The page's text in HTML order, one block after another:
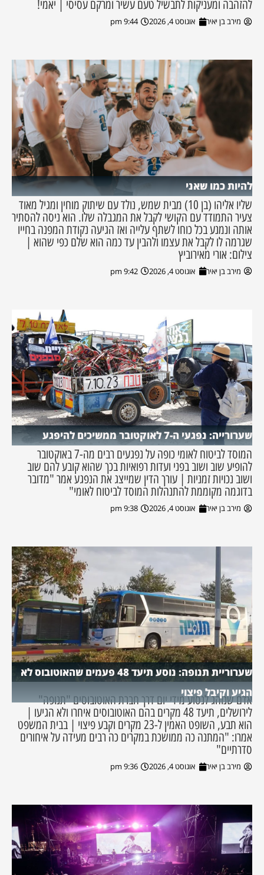
להזהבה ומעניקות לתבשיל טעם עשיר ומרקם עסיסי | יאמי!
מירב בן יאיר אוגוסט 4, 2026 9:44 pm
להיות כמו שאני
שליו אליהו (בן 10) מבית שמש, נולד עם שיתוק מוחין ומגיל מאוד
צעיר התמודד עם הקושי לקבל את המגבלה שלו. הוא ניסה להסתיר
אותה ונמנע בכל כוחו לשתף עלייה ואז הגיעה נקודת המפנה בחייו
שגרמה לו לקבל את עצמו ולהבין עד כמה הוא שלם כפי שהוא |
צילום: אורי מאירוביץ
מירב בן יאיר אוגוסט 4, 2026 9:42 pm
שערורייה: נפגעי ה-7 לאוקטובר ממשיכים להיפגע
המוסד לביטוח לאומי כופה על נפגעים רבים מה-7 באוקטובר
להופיע שוב ושוב בפני ועדות רפואיות בכך שהוא קובע להם שוב
ושוב נכויות זמניות | עורך הדין שמייצג את הנפגע אמר "מדובר
בדוגמה מקוממת להתנהלות המוסד לביטוח לאומי"
מירב בן יאיר אוגוסט 4, 2026 9:38 pm
שערוריית תנופה: נוסע תיעד 48 פעמים שהאוטובוס לא
הגיע וקיבל פיצוי
אדם שנוהג לנסוע מידי יום דרך חברת האוטובוסים "תנופה"
לירושלים, תיעד 48 מקרים בהם האוטובוסים איחרו ולא הגיעו |
הוא תבע, השופט האמין ל-23 מקרים וקבע פיצוי | בבית המשפט
אמרו: "המתנה כה ממושכת במקרים כה רבים מעידה על איחורים
סדרתיים"
מירב בן יאיר אוגוסט 4, 2026 9:36 pm